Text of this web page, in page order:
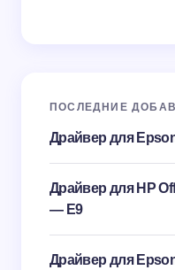
ПОСЛЕДНИЕ
Драйвер для
Драйвер для HP
— E9
Драйвер для